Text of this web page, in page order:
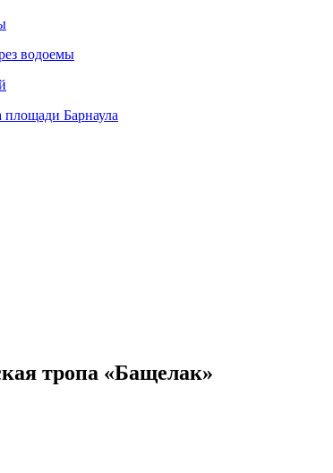
водоемы
площади Барнаула
тропа «Бащелак»